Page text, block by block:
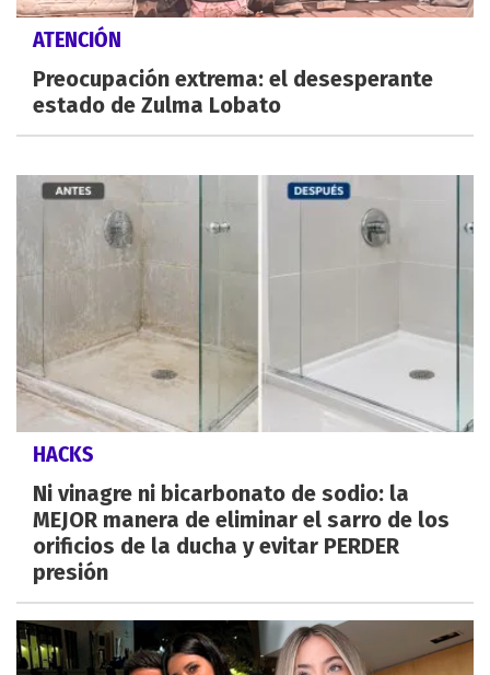
ATENCIÓN
Preocupación extrema: el desesperante
estado de Zulma Lobato
HACKS
Ni vinagre ni bicarbonato de sodio: la
MEJOR manera de eliminar el sarro de los
orificios de la ducha y evitar PERDER
presión